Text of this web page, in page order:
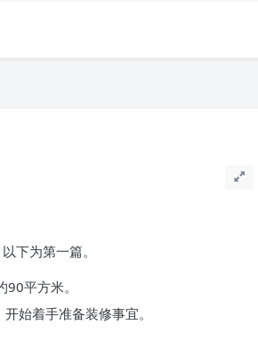
下为第一篇。
平方米。
始着手准备装修事宜。